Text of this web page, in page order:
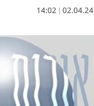
02.04.24
|
14:02